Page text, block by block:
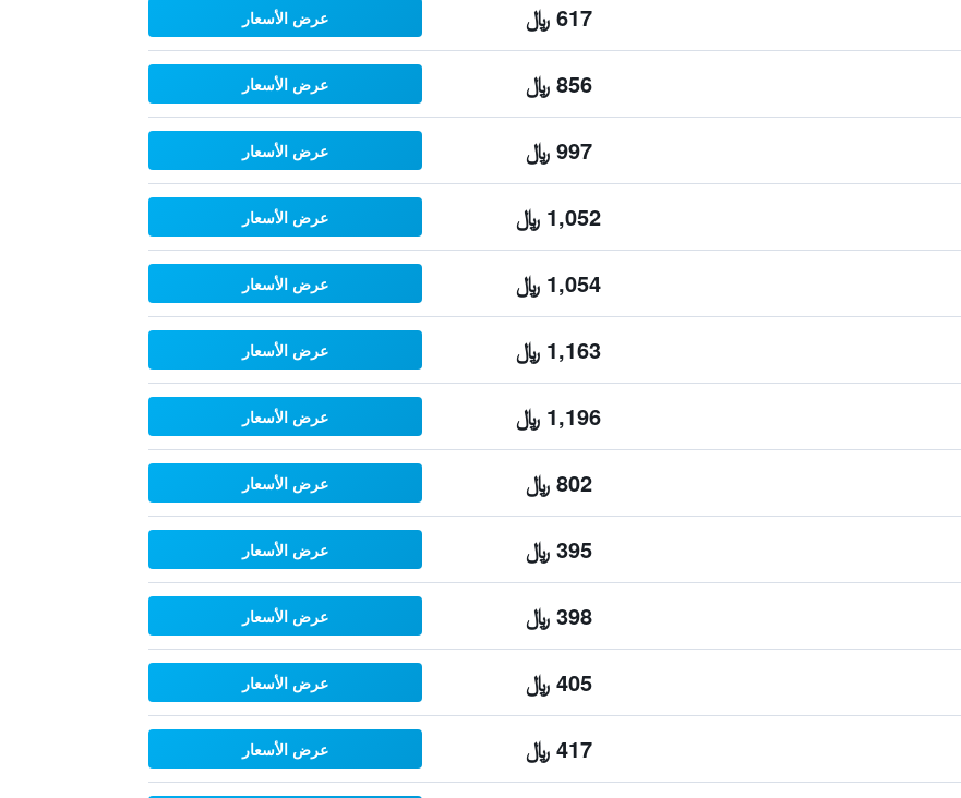
617 ﷼ عرض الأسعار
856 ﷼ عرض الأسعار
997 ﷼ عرض الأسعار
1,052 ﷼ عرض الأسعار
1,054 ﷼ عرض الأسعار
1,163 ﷼ عرض الأسعار
1,196 ﷼ عرض الأسعار
802 ﷼ عرض الأسعار
395 ﷼ عرض الأسعار
398 ﷼ عرض الأسعار
405 ﷼ عرض الأسعار
417 ﷼ عرض الأسعار